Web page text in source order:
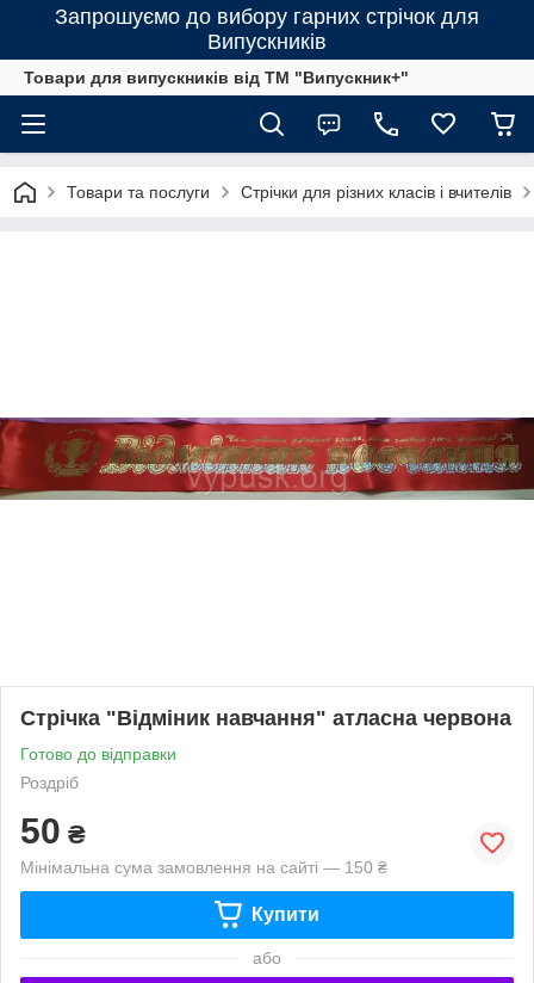
Запрошуємо до вибору гарних стрічок для
Випускників
Товари для випускників від ТМ "Випускник+"
Товари та послуги Стрічки для різних класів і вчителів
Стрічка "Відміник навчання" атласна червона
Готово до відправки
Роздріб
50 ₴
Мінімальна сума замовлення на сайті — 150 ₴
Купити
або